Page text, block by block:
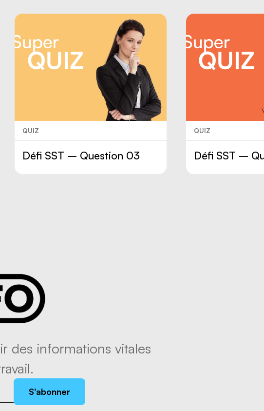
QUIZ
Défi SST – Question 03
QUIZ
Défi SST –
des informations vitales
S'abonner